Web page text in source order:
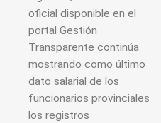
oficial disponible en el
portal Gestión
Transparente continúa
mostrando como último
dato salarial de los
funcionarios provinciales
los registros